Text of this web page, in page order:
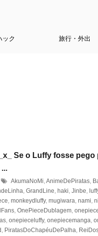
ック 旅行・外出
Se o Luffy fosse
AkumaNoMi,AnimeDePiratas,
, GrandLine, haki, Jinbe,
, monkeydluffy, mugiwara, nami,
, OnePieceDublagem,
, onepieceluffy, onepiecemanga,
, PiratasDoChapéuDePalha,